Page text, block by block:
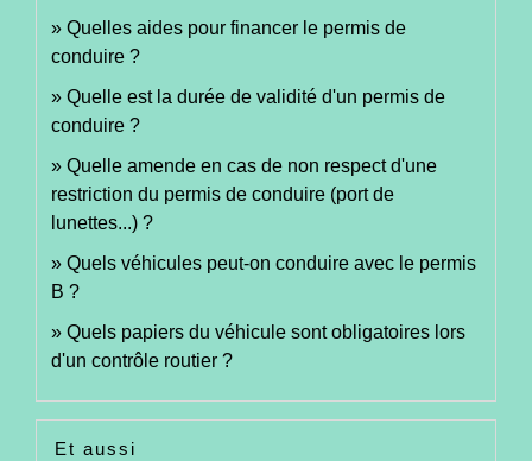
Quelles aides pour financer le permis de
conduire ?
Quelle est la durée de validité d'un permis de
conduire ?
Quelle amende en cas de non respect d'une
restriction du permis de conduire (port de
lunettes...) ?
Quels véhicules peut-on conduire avec le permis
B ?
Quels papiers du véhicule sont obligatoires lors
d'un contrôle routier ?
Et aussi